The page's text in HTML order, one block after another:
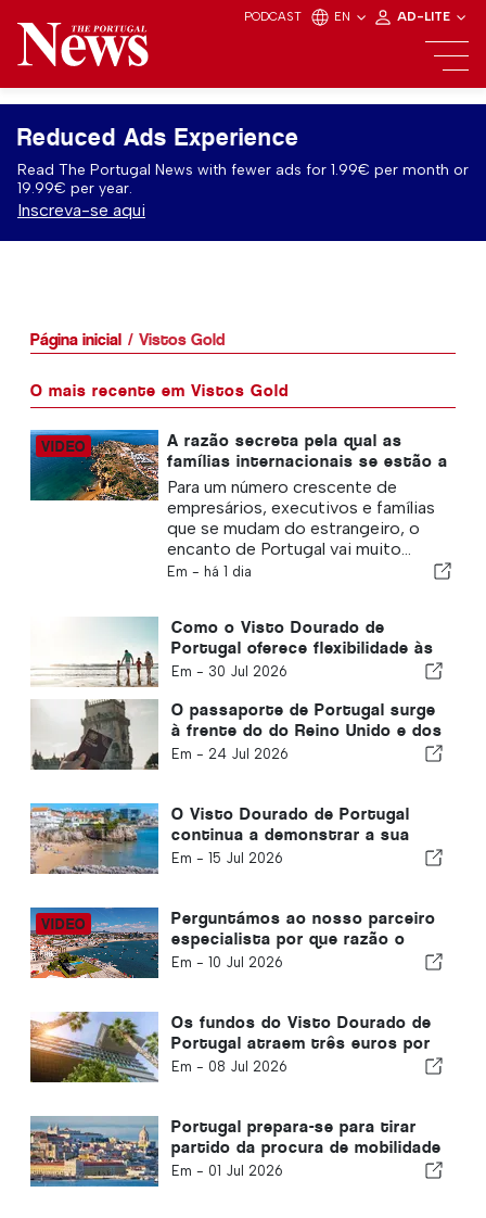
PODCAST EN AD-LITE
Reduced Ads Experience
Read The Portugal News with fewer ads for 1.99€ per month or
19.99€ per year.
Inscreva-se aqui
Página inicial Vistos Gold
O mais recente em Vistos Gold
A razão secreta pela qual as
famílias internacionais se estão a
mudar para Portugal
Para um número crescente de
empresários, executivos e famílias
que se mudam do estrangeiro, o
encanto de Portugal vai muito...
Em - há 1 dia
Como o Visto Dourado de
Portugal oferece flexibilidade às
famílias internacionais
Em - 30 Jul 2026
O passaporte de Portugal surge
à frente do do Reino Unido e dos
EUA num novo relatório
Em - 24 Jul 2026
O Visto Dourado de Portugal
continua a demonstrar a sua
longevidade; eis o que isso
Em - 15 Jul 2026
Perguntámos ao nosso parceiro
especialista por que razão o
Visto Dourado de Portugal é o
Em - 10 Jul 2026
Os fundos do Visto Dourado de
Portugal atraem três euros por
cada euro retirado
Em - 08 Jul 2026
Portugal prepara-se para tirar
partido da procura de mobilidade
europeia por parte dos
Em - 01 Jul 2026